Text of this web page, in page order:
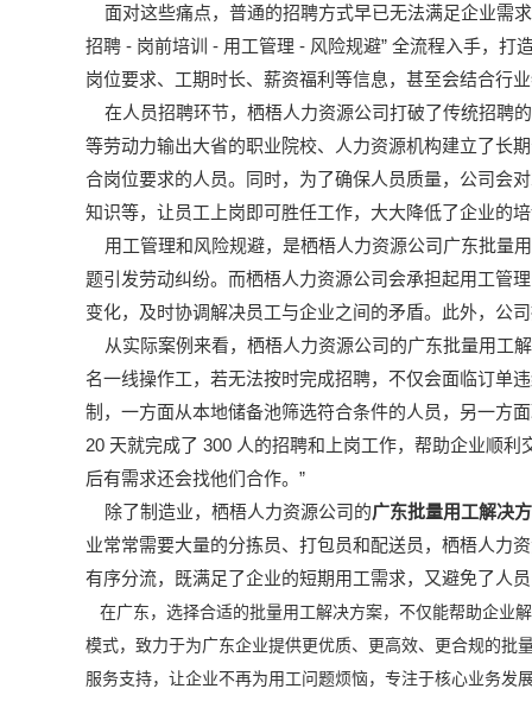
面对这些痛点，普通的招聘方式早已无法满足企业需
招聘 - 岗前培训 - 用工管理 - 风险规避” 全流程入手，打
岗位要求、工期时长、薪资福利等信息，甚至会结合行
在人员招聘环节，栖梧人力资源公司打破了传统招聘
等劳动力输出大省的职业院校、人力资源机构建立了长
合岗位要求的人员。同时，为了确保人员质量，公司会
知识等，让员工上岗即可胜任工作，大大降低了企业的
用工管理和风险规避，是栖梧人力资源公司广东批量
题引发劳动纠纷。而栖梧人力资源公司会承担起用工管
变化，及时协调解决员工与企业之间的矛盾。此外，公
从实际案例来看，栖梧人力资源公司的广东批量用工
名一线操作工，若无法按时完成招聘，不仅会面临订单
制，一方面从本地储备池筛选符合条件的人员，另一方
20 天就完成了 300 人的招聘和上岗工作，帮助企业顺
后有需求还会找他们合作。 ”
除了制造业，栖梧人力资源公司的广东批量用工解决
业常常需要大量的分拣员、打包员和配送员，栖梧人力
有序分流，既满足了企业的短期用工需求，又避免了人
在广东，选择合适的批量用工解决方案，不仅能帮助企业
模式，致力于为广东企业提供更优质、更高效、更合规的批
服务支持，让企业不再为用工问题烦恼，专注于核心业务发